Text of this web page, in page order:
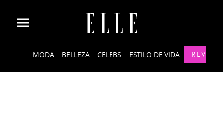
MODA BELLEZA CELEBS ESTILO DE VIDA